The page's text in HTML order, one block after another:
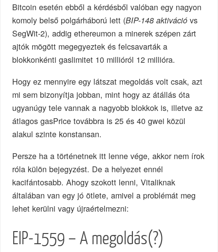
Bitcoin esetén ebből a kérdésből valóban egy nagyon
komoly belső polgárháború lett (BIP-148 aktiváció vs
SegWit-2), addig ethereumon a minerek szépen zárt
ajtók mögött megegyeztek és felcsavarták a
blokkonkénti gaslimitet 10 millióról 12 millióra.
Hogy ez mennyire egy látszat megoldás volt csak, azt
mi sem bizonyítja jobban, mint hogy az átállás óta
ugyanúgy tele vannak a nagyobb blokkok is, illetve az
átlagos gasPrice továbbra is 25 és 40 gwei közül
alakul szinte konstansan.
Persze ha a történetnek itt lenne vége, akkor nem írok
róla külön bejegyzést. De a helyezet ennél
kacifántosabb. Ahogy szokott lenni, Vitaliknak
általában van egy jó ötlete, amivel a problémát meg
lehet kerülni vagy újraértelmezni:
EIP-1559 – A megoldás(?)